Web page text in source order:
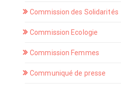
Commission des Solidarités
Commission Ecologie
Commission Femmes
Communiqué de presse